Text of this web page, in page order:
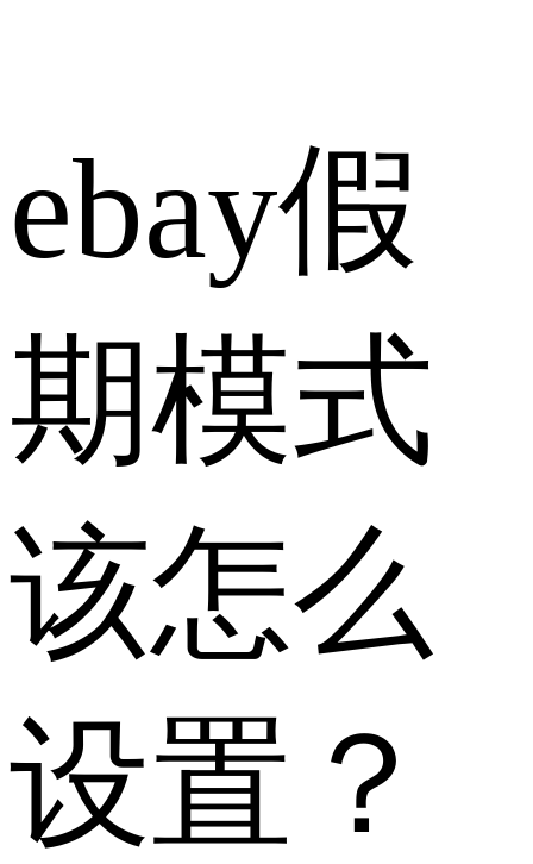
ebay假
期模式
该怎么
设置？